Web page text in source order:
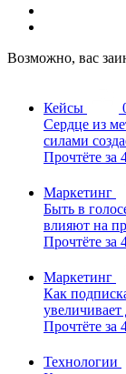
Возможно, вас
Кейсы
Сердце из
силами
Прочтёте за
Маркетинг
Быть в
влияют на
Прочтёте за
Маркетинг
Как
Прочтёте за
Технологии